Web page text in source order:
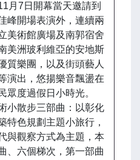
月7日開幕當天邀請到
峰開場表演外，連續兩
美術館廣場及南郭宿舍
美洲玻利維亞的安地斯
質樂團，以及街頭藝人
演出，悠揚樂音飄盪在
眾度過假日小時光。
小散步三部曲：以彰化
特色規劃主題小旅行，
與觀察方式為主題，本
、六個梯次，第一部曲